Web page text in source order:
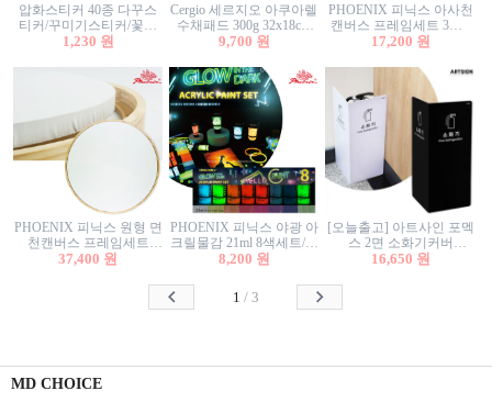
압화스티커 40종 다꾸스
티커/꾸미기스티커/꽃스
티커/압화꽃책갈피/팬시
1,230 원
Cergio 세르지오 아쿠아렐
수채패드 300g 32x18cm
12매 1면제본
9,700 원
PHOENIX 피닉스 아사천
캔버스 프레임세트 3호F
27.3x22cm 캔버스와 올림
17,200 원
PHOENIX 피닉스 원형 면
천캔버스 프레임세트
40cm/원형캔버스/플로팅
37,400 원
PHOENIX 피닉스 야광 아
크릴물감 21ml 8색세트/야
광물감
8,200 원
[오늘출고] 아트사인 포멕
스 2면 소화기커버
1470/1471/소화기커버/소
함/소화기거치대/소화기
16,650 원
1 / 3
MD CHOICE